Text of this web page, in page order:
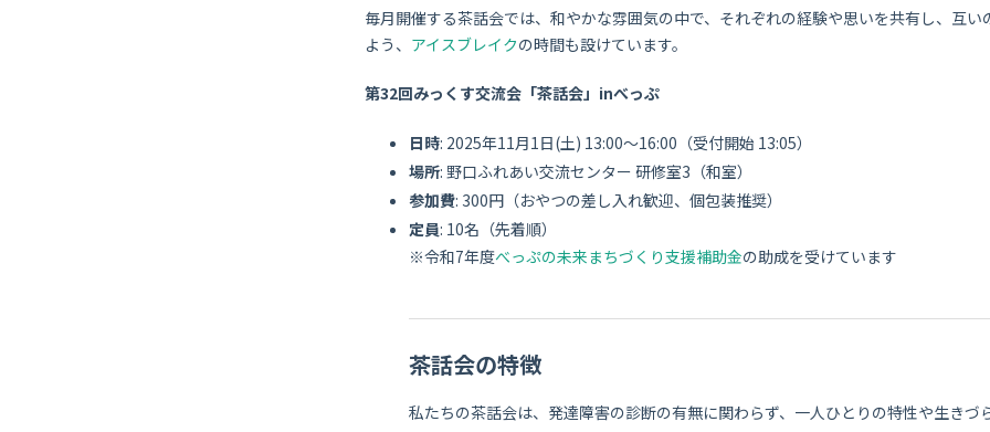
毎月開催する茶話会では、和やかな雰囲気の中で、それぞれの経験や思いを共有し、互
よう、 アイスブレイクの時間も設けています。
第32回みっくす交流会「茶話会」inべっぷ
日時: 2025年11月1日(土) 13:00～16:00（受付開始 13:05）
場所: 野口ふれあい交流センター 研修室3（和室）
参加費: 300円（おやつの差し入れ歓迎、個包装推奨）
定員: 10名（先着順）
※令和7年度べっぷの未来まちづくり支援補助金の助成を受けています
茶話会の特徴
私たちの茶話会は、発達障害の診断の有無に関わらず、一人ひとりの特性や生きづ